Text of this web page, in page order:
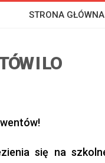
STRONA GŁÓWNA
I LO
się na